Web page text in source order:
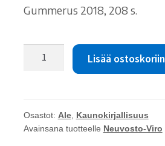
oli:
Gummerus 2018, 208 s.
Lisää ostoskoriin
Osastot: Ale, Kaunokirjallisuus
Avainsana tuotteelle Neuvosto-Viro